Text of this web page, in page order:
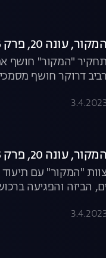
עונה 20, פרק 16: אשמים חפים מפשע
תחקיר "המקור" חושף
רביב דרוקר חושף
עונה 20, פרק 15: הלילה השחור של בת ים
"המקור" עם
ים, הביזה והפגיעה